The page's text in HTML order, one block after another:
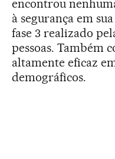
encontrou
à segurança em
fase 3 realizado
pessoas. Também
altamente eficaz
demográficos.